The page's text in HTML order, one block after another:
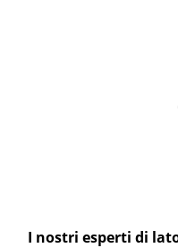
I nostri esperti di